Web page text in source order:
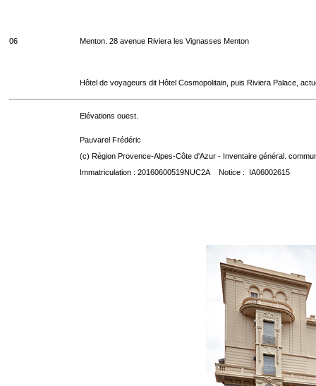
06 Menton. 28 avenue Riviera les Vignasses Menton
Hôtel de voyageurs dit Hôtel Cosmopolitain, puis Riviera Palace,
Elévations ouest.
Pauvarel Frédéric
(c) Région Provence-Alpes-Côte d'Azur - Inventaire général.
Immatriculation : 20160600519NUC2A Notice : IA06002615